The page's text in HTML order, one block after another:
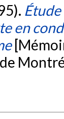
en